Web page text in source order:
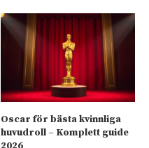
Oscar för bästa kvinnliga
huvudroll – Komplett guide